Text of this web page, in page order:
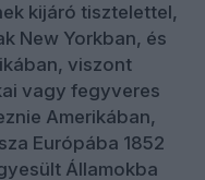
kijáró tisztelettel,
New Yorkban, és
viszont
vagy fegyveres
Amerikában,
Európába 1852
Államokba